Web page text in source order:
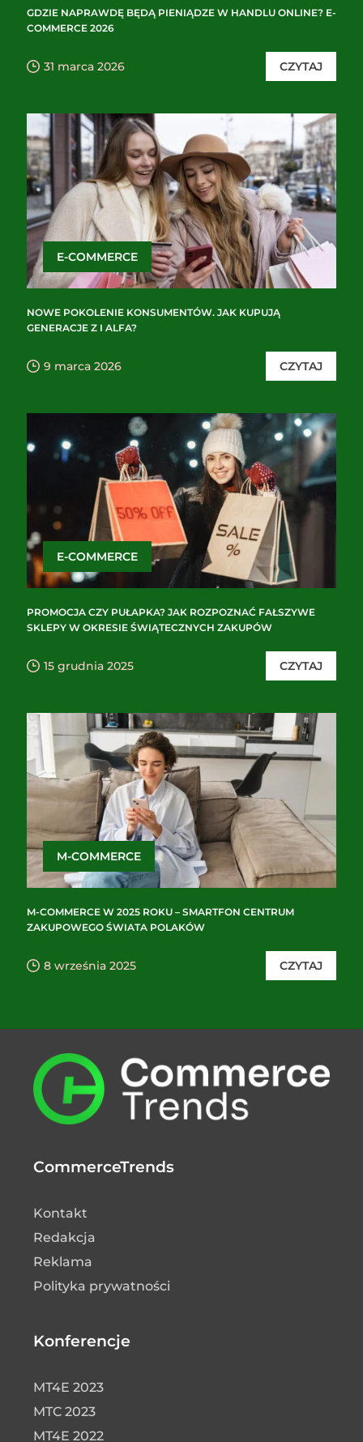
GDZIE NAPRAWDĘ BĘDĄ PIENIĄDZE W HANDLU ONLINE? E-
COMMERCE 2026
31 marca 2026 CZYTAJ
E-COMMERCE
NOWE POKOLENIE KONSUMENTÓW. JAK KUPUJĄ
GENERACJE Z I ALFA?
9 marca 2026 CZYTAJ
E-COMMERCE
PROMOCJA CZY PUŁAPKA? JAK ROZPOZNAĆ FAŁSZYWE
SKLEPY W OKRESIE ŚWIĄTECZNYCH ZAKUPÓW
15 grudnia 2025 CZYTAJ
M-COMMERCE
M-COMMERCE W 2025 ROKU – SMARTFON CENTRUM
ZAKUPOWEGO ŚWIATA POLAKÓW
8 września 2025 CZYTAJ
CommerceTrends
Kontakt
Redakcja
Reklama
Polityka prywatności
Konferencje
MT4E 2023
MTC 2023
MT4E 2022